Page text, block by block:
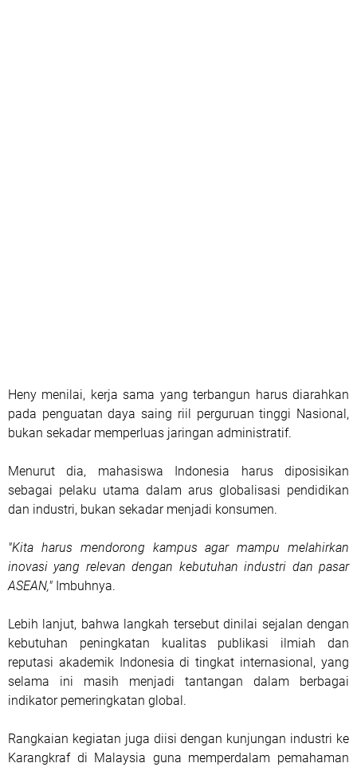
Heny menilai, kerja sama yang terbangun harus diarahkan
pada penguatan daya saing riil perguruan tinggi Nasional,
bukan sekadar memperluas jaringan administratif.
Menurut dia, mahasiswa Indonesia harus diposisikan
sebagai pelaku utama dalam arus globalisasi pendidikan
dan industri, bukan sekadar menjadi konsumen.
"Kita harus mendorong kampus agar mampu melahirkan
inovasi yang relevan dengan kebutuhan industri dan pasar
ASEAN," Imbuhnya.
Lebih lanjut, bahwa langkah tersebut dinilai sejalan dengan
kebutuhan peningkatan kualitas publikasi ilmiah dan
reputasi akademik Indonesia di tingkat internasional, yang
selama ini masih menjadi tantangan dalam berbagai
indikator pemeringkatan global.
Rangkaian kegiatan juga diisi dengan kunjungan industri ke
Karangkraf di Malaysia guna memperdalam pemahaman